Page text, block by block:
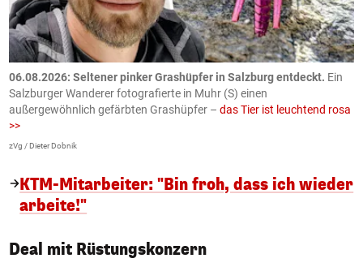
06.08.2026: Seltener pinker Grashüpfer in Salzburg entdeckt. Ein
Salzburger Wanderer fotografierte in Muhr (S) einen
außergewöhnlich gefärbten Grashüpfer – das Tier ist leuchtend rosa
>>
zVg / Dieter Dobnik
KTM-Mitarbeiter: "Bin froh, dass ich wieder
arbeite!"
Deal mit Rüstungskonzern